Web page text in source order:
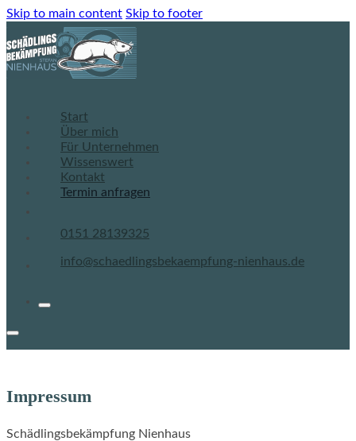
Skip to main content Skip to footer
Startseite Schädlingsbekämpfung Nienhaus
Start
Über mich
Für Unternehmen
Wissenswert
Kontakt
Termin anfragen
0151 28139325
info@schaedlingsbekaempfung-nienhaus.de
Impressum
Schädlingsbekämpfung Nienhaus